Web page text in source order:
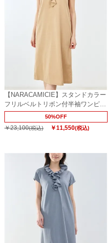
【NARACAMICIE】スタンドカラー
フリルベルトリボン付半袖ワンピー
ス
50%OFF
￥23,100(税込) ￥11,550(税込)